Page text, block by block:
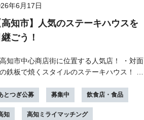
年6月17日
高知市】人気のステーキハウスを
ごう！
高知市中心商店街に位置する人気店！ ・対面
鉄板で焼くスタイルのステーキハウス！ ・
器...
とつぎ公募 募集中 飲食店・食品
知 高知ミライマッチング